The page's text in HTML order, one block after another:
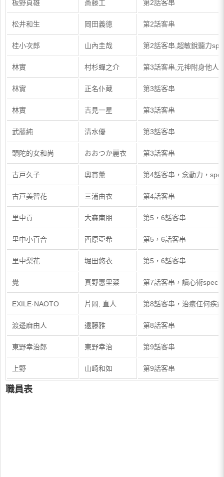
板野貞雄 斎藤工 第2話客串
松井和生 岡田義徳 第2話客串
桂小次郎 山內圭哉 第2話客串,超敏銳聽力
林實 村杉蟬之介 第3話客串,元神附身他人
林實 正名仆蔵 第3話客串
林實 吉見一星 第3話客串
武藤純 清水優 第3話客串
頭陀的女和尚 おおつか麗衣 第3話客串
古戸久子 奧貫薫 第4話客串，念動力，
古戸美智花 三浦由衣 第4話客串
里中貢 大森南朋 第5，6話客串
里中小百合 西原亞希 第5，6話客串
里中梨花 堀田悠衣 第5，6話客串
覺 真野惠里菜 第7話客串，讀心術spec
EXILE·NAOTO 片岡, 直人 第8話客串，治癒任何疾
渡邊麻由人 遠藤雅 第8話客串
東野幸治郎 東野幸治 第9話客串
上野 山崎和如 第9話客串
職員表